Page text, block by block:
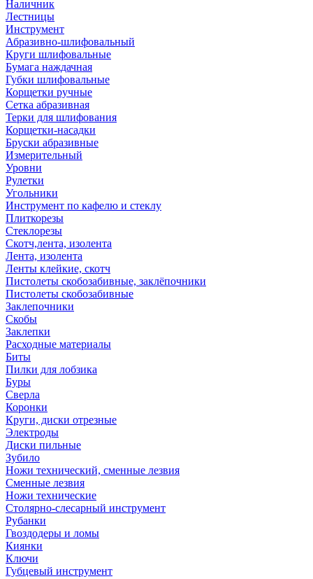
Наличник
Лестницы
Инструмент
Абразивно-шлифовальный
Круги шлифовальные
Бумага наждачная
Губки шлифовальные
Корщетки ручные
Сетка абразивная
Терки для шлифования
Корщетки-насадки
Бруски абразивные
Измерительный
Уровни
Рулетки
Угольники
Инструмент по кафелю и стеклу
Плиткорезы
Стеклорезы
Скотч,лента, изолента
Лента, изолента
Ленты клейкие, скотч
Пистолеты скобозабивные, заклёпочники
Пистолеты скобозабивные
Заклепочники
Скобы
Заклепки
Расходные материалы
Биты
Пилки для лобзика
Буры
Сверла
Коронки
Круги, диски отрезные
Электроды
Диски пильные
Зубило
Ножи технический, сменные лезвия
Сменные лезвия
Ножи технические
Столярно-слесарный инструмент
Рубанки
Гвоздодеры и ломы
Киянки
Ключи
Губцевый инструмент